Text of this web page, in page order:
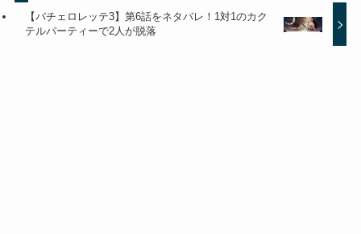
【バチェロレッテ3】第6話をネタバレ！1対1のカク
テルパーティーで2人が脱落